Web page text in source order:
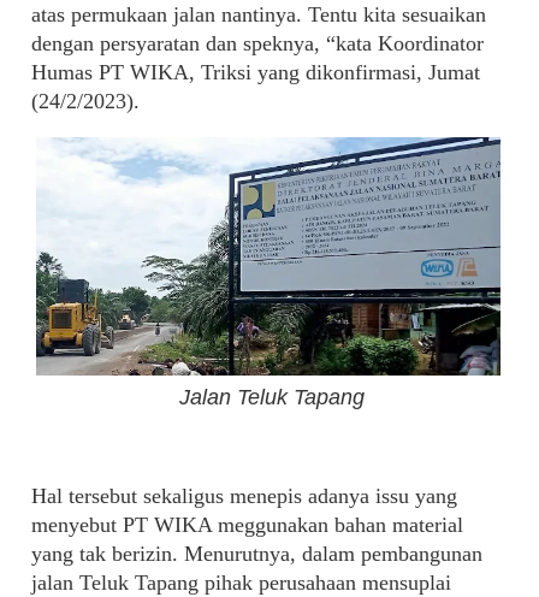
atas permukaan jalan nantinya. Tentu kita sesuaikan
dengan persyaratan dan speknya, “kata Koordinator
Humas PT WIKA, Triksi yang dikonfirmasi, Jumat
(24/2/2023).
Jalan Teluk Tapang
Hal tersebut sekaligus menepis adanya issu yang
menyebut PT WIKA meggunakan bahan material
yang tak berizin. Menurutnya, dalam pembangunan
jalan Teluk Tapang pihak perusahaan mensuplai